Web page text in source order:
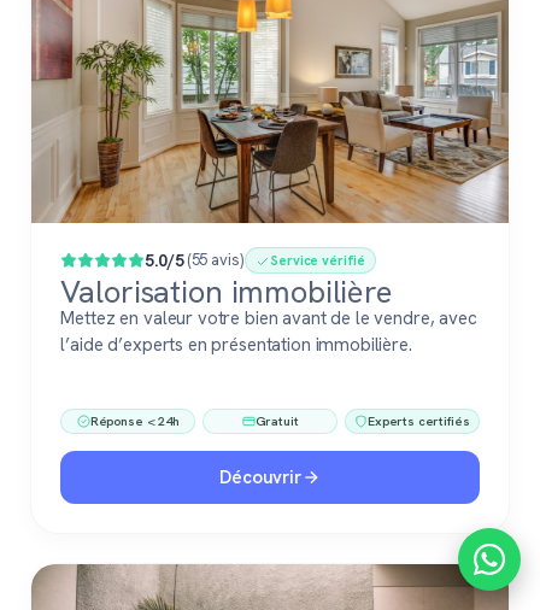
5.0/5(55 avis) Service vérifié
Valorisation immobilière
Mettez en valeur votre bien avant de le vendre, avec
l’aide d’experts en présentation immobilière.
Réponse < 24h Gratuit Experts certifiés
Découvrir